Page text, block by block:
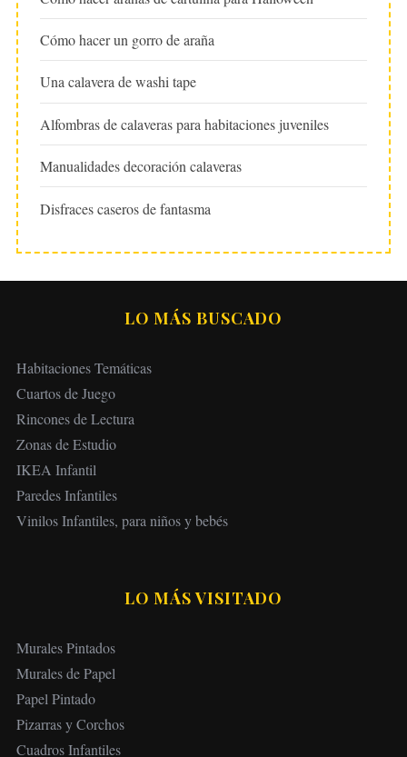
Cómo hacer un gorro de araña
Una calavera de washi tape
Alfombras de calaveras para habitaciones juveniles
Manualidades decoración calaveras
Disfraces caseros de fantasma
LO MÁS BUSCADO
Habitaciones Temáticas
Cuartos de Juego
Rincones de Lectura
Zonas de Estudio
IKEA Infantil
Paredes Infantiles
Vinilos Infantiles, para niños y bebés
LO MÁS VISITADO
Murales Pintados
Murales de Papel
Papel Pintado
Pizarras y Corchos
Cuadros Infantiles